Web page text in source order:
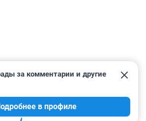
40
за комментарии и другие
в профиле